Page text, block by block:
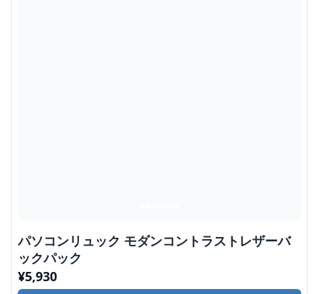
パソコンリュック モダンコントラストレザーバ
ックパック
¥5,930